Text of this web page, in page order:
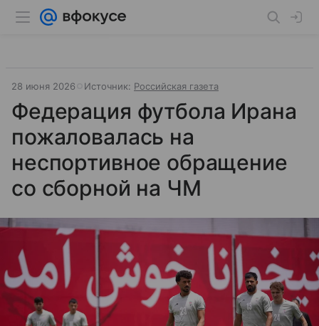
28 июня 2026 Источник: Российская газета
Федерация футбола Ирана
пожаловалась на
неспортивное обращение
со сборной на ЧМ